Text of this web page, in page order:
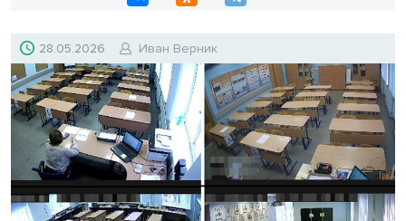
28.05.2026 Иван Верник